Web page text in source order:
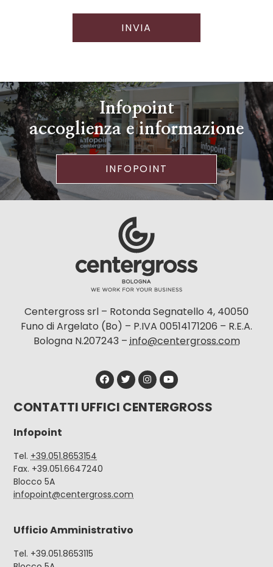
INVIA
Infopoint
accoglienza e informazione
INFOPOINT
Centergross srl – Rotonda Segnatello 4, 40050
Funo di Argelato (Bo) – P.IVA 00514171206 – R.E.A.
Bologna N.207243 –info@centergross.com
CONTATTI UFFICI CENTERGROSS
Infopoint
Tel. +39.051.8653154
Fax. +39.051.6647240
Blocco 5A
infopoint@centergross.com
Ufficio Amministrativo
Tel. +39.051.8653115